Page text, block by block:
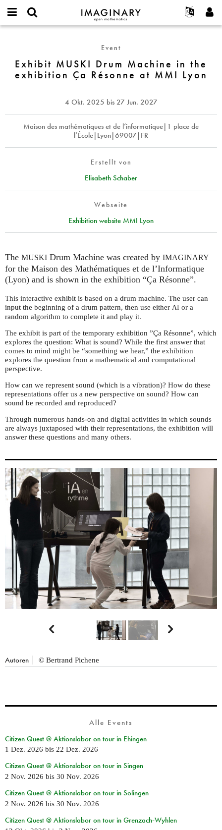
IMAGINARY
open
Français
Deutsch
한국어
Türkçe
Programme
Galerien
Hands-on
Texte
Ausstellungen
Mehr...
Projekte
Mitmachen
Kontakt
username
Neues Passwort anfordern
Drum
Machine
Résonne
Event
Exhibit MUSKI Drum Machine in the
exhibition Ça Résonne at MMI Lyon
4 Okt. 2025 bis 27 Jun. 2027
Maison des mathématiques et de l’informatique|1 place de
l’École|Lyon|69007|FR
Erstellt von
Elisabeth Schaber
Webseite
Exhibition website MMI Lyon
The MUSKI Drum Machine was created by IMAGINARY
for the Maison des Mathématiques et de l’Informatique
(Lyon) and is shown in the exhibition “Ça Résonne”.
This interactive exhibit is based on a drum machine. The user can
input the beginning of a drum pattern, then use either AI or a
random algorithm to complete it and play it.
The exhibit is part of the temporary exhibition ”Ça Résonne”, which
explores the question: What is sound? While the first answer that
comes to mind might be “something we hear,” the exhibition
explores the question from a mathematical and computational
perspective.
How can we represent sound (which is a vibration)? How do these
representations offer us a new perspective on sound? How can
sound be recorded and reproduced?
Through numerous hands-on and digital activities in which sounds
are always juxtaposed with their representations, the exhibition will
answer these questions and many others.
 
Autoren © Bertrand Pichene
Alle Events
Citizen Quest @ Aktionslabor on tour in Ehingen
1 Dez. 2026 bis 22 Dez. 2026
Citizen Quest @ Aktionslabor on tour in Singen
2 Nov. 2026 bis 30 Nov. 2026
Citizen Quest @ Aktionslabor on tour in Solingen
2 Nov. 2026 bis 30 Nov. 2026
Citizen Quest @ Aktionslabor on tour in Grenzach-Wyhlen